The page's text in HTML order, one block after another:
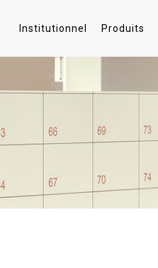
Institutionnel Produits